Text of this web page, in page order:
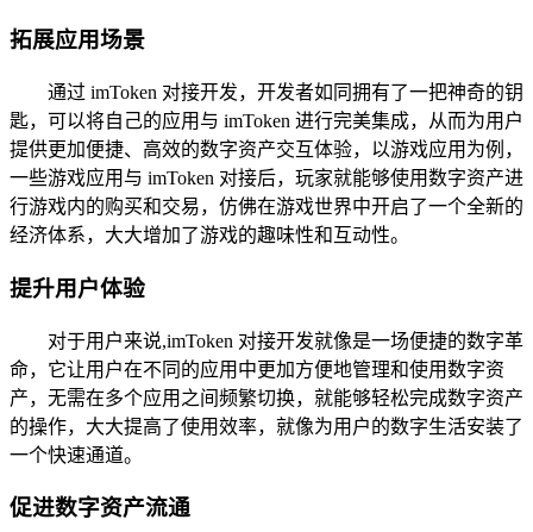
拓展应用场景
通过 imToken 对接开发，开发者如同拥有了一把神奇的钥
匙，可以将自己的应用与 imToken 进行完美集成，从而为用户
提供更加便捷、高效的数字资产交互体验，以游戏应用为例，
一些游戏应用与 imToken 对接后，玩家就能够使用数字资产进
行游戏内的购买和交易，仿佛在游戏世界中开启了一个全新的
经济体系，大大增加了游戏的趣味性和互动性。
提升用户体验
对于用户来说,imToken 对接开发就像是一场便捷的数字革
命，它让用户在不同的应用中更加方便地管理和使用数字资
产，无需在多个应用之间频繁切换，就能够轻松完成数字资产
的操作，大大提高了使用效率，就像为用户的数字生活安装了
一个快速通道。
促进数字资产流通